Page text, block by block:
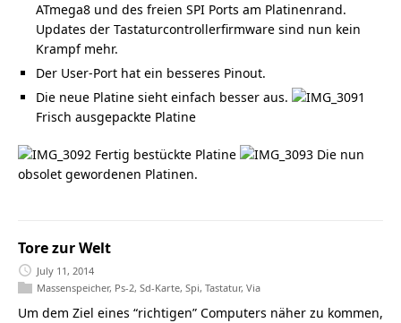
ATmega8 und des freien SPI Ports am Platinenrand.
Updates der Tastaturcontrollerfirmware sind nun kein
Krampf mehr.
Der User-Port hat ein besseres Pinout.
Die neue Platine sieht einfach besser aus.
Frisch ausgepackte Platine
Fertig bestückte Platine
Die nun
obsolet gewordenen Platinen.
Tore zur Welt
July 11, 2014
Massenspeicher, Ps-2, Sd-Karte, Spi, Tastatur, Via
Um dem Ziel eines “richtigen” Computers näher zu kommen,